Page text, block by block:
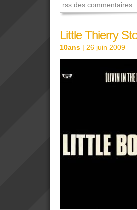
rss des commentaires
Little Thierry
10ans | 26 juin 2009